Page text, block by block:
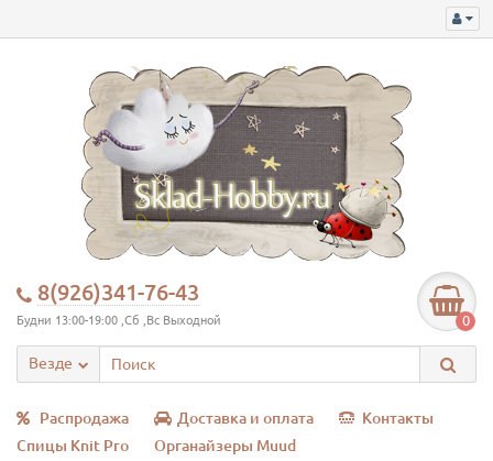
8(926)341-76-43
Будни 13:00-19:00 ,Сб ,Вс Выходной 0
Везде
Распродажа Доставка и оплата
Контакты
Спицы Knit Pro
Органайзеры Muud